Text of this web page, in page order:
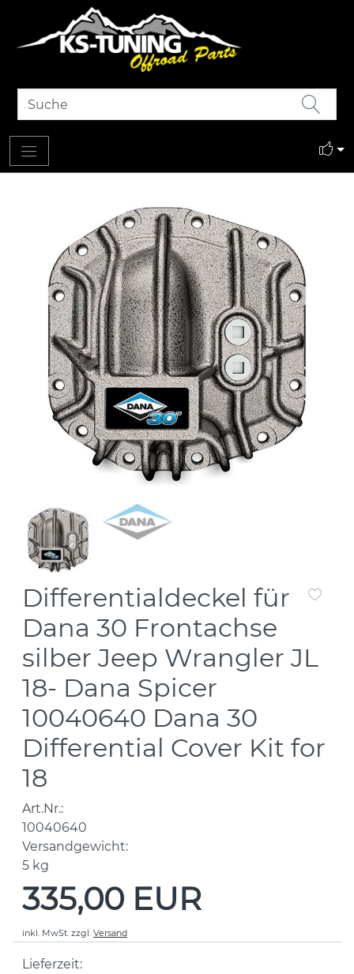
Differentialdeckel für
Dana 30 Frontachse
silber Jeep Wrangler JL
18- Dana Spicer
10040640 Dana 30
Differential Cover Kit for
18
Art.Nr.:
10040640
Versandgewicht:
5 kg
335,00 EUR
inkl. MwSt. zzgl. Versand
Lieferzeit: